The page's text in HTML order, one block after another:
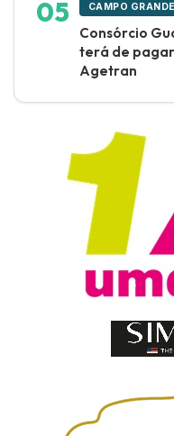
CAMPO GRANDE
Consórcio
terá de
Agetran